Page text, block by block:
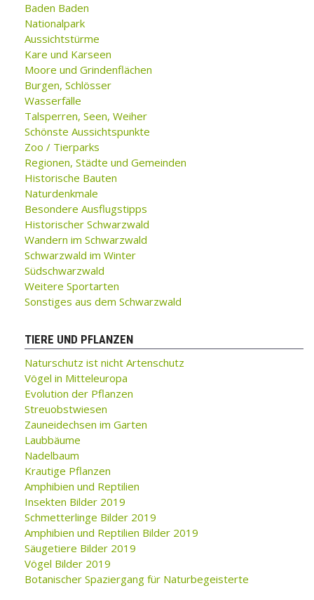
Baden Baden
Nationalpark
Aussichtstürme
Kare und Karseen
Moore und Grindenflächen
Burgen, Schlösser
Wasserfälle
Talsperren, Seen, Weiher
Schönste Aussichtspunkte
Zoo / Tierparks
Regionen, Städte und Gemeinden
Historische Bauten
Naturdenkmale
Besondere Ausflugstipps
Historischer Schwarzwald
Wandern im Schwarzwald
Schwarzwald im Winter
Südschwarzwald
Weitere Sportarten
Sonstiges aus dem Schwarzwald
TIERE UND PFLANZEN
Naturschutz ist nicht Artenschutz
Vögel in Mitteleuropa
Evolution der Pflanzen
Streuobstwiesen
Zauneidechsen im Garten
Laubbäume
Nadelbaum
Krautige Pflanzen
Amphibien und Reptilien
Insekten Bilder 2019
Schmetterlinge Bilder 2019
Amphibien und Reptilien Bilder 2019
Säugetiere Bilder 2019
Vögel Bilder 2019
Botanischer Spaziergang für Naturbegeisterte